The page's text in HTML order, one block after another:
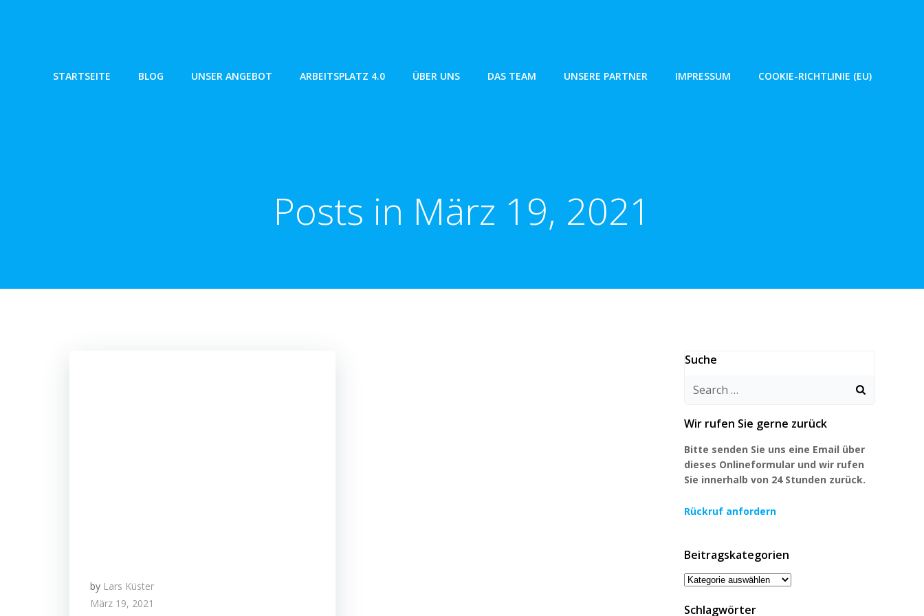
STARTSEITE BLOG UNSER ANGEBOT ARBEITSPLATZ 4.0 ÜBER UNS DAS TEAM UNSERE PARTNER IMPRESSUM COOKIE-RICHTLINIE (EU)
Posts in März 19, 2021
by Lars Küster
März 19, 2021
Suche
Search
Wir rufen Sie gerne zurück
Bitte senden Sie uns eine Email über
dieses Onlineformular und wir rufen
Sie innerhalb von 24 Stunden zurück.
Rückruf anfordern
Beitragskategorien
Beitragskategorien
Schlagwörter